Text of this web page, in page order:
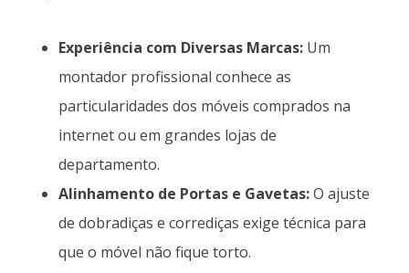
Experiência com Diversas Marcas: Um
montador profissional conhece as
particularidades dos móveis comprados na
internet ou em grandes lojas de
departamento.
Alinhamento de Portas e Gavetas:O ajuste
de dobradiças e corrediças exige técnica para
que o móvel não fique torto.